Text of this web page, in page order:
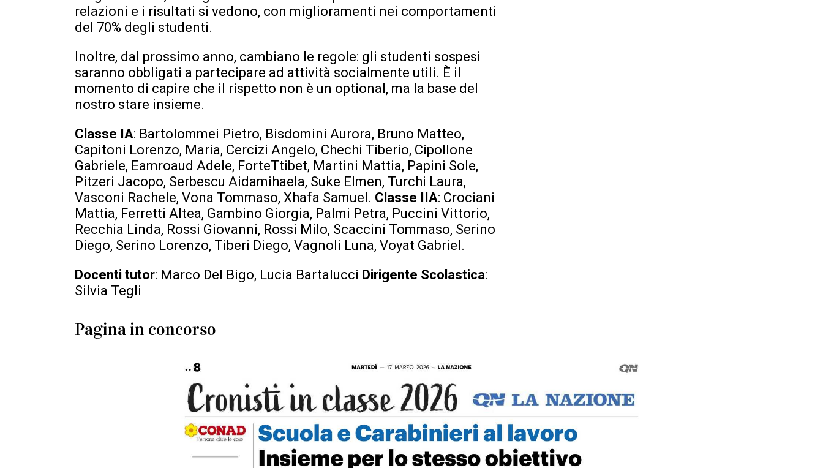
relazioni e i risultati si vedono, con miglioramenti nei comportamenti
del 70% degli studenti.
Inoltre, dal prossimo anno, cambiano le regole: gli studenti sospesi
saranno obbligati a partecipare ad attività socialmente utili. È il
momento di capire che il rispetto non è un optional, ma la base del
nostro stare insieme.
Classe IA: Bartolommei Pietro, Bisdomini Aurora, Bruno Matteo,
Capitoni Lorenzo, Maria, Cercizi Angelo, Chechi Tiberio, Cipollone
Gabriele, Eamroaud Adele, ForteTtibet, Martini Mattia, Papini Sole,
Pitzeri Jacopo, Serbescu Aidamihaela, Suke Elmen, Turchi Laura,
Vasconi Rachele, Vona Tommaso, Xhafa Samuel. Classe IIA: Crociani
Mattia, Ferretti Altea, Gambino Giorgia, Palmi Petra, Puccini Vittorio,
Recchia Linda, Rossi Giovanni, Rossi Milo, Scaccini Tommaso, Serino
Diego, Serino Lorenzo, Tiberi Diego, Vagnoli Luna, Voyat Gabriel.
Docenti tutor: Marco Del Bigo, Lucia Bartalucci Dirigente Scolastica:
Silvia Tegli
Pagina in concorso